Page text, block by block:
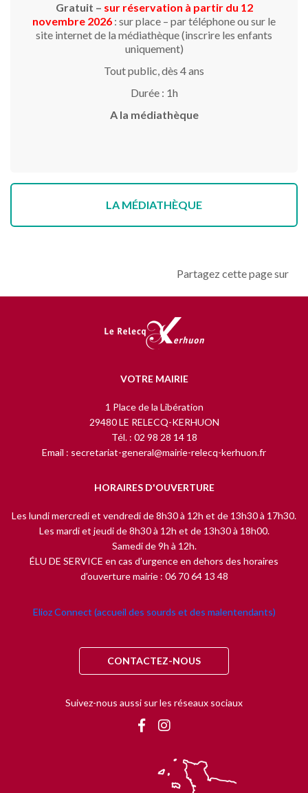
Gratuit – sur réservation à partir du 12
novembre 2026 : sur place – par téléphone ou sur le
site internet de la médiathèque (inscrire les enfants
uniquement)
Tout public, dès 4 ans
Durée : 1h
A la médiathèque
LA MÉDIATHÈQUE
Partagez cette page sur
VOTRE MAIRIE
1 Place de la Libération
29480 LE RELECQ-KERHUON
Tél. : 02 98 28 14 18
Email : secretariat-general@mairie-relecq-kerhuon.fr
HORAIRES D'OUVERTURE
Les lundi mercredi et vendredi de 8h30 à 12h et de 13h30 à 17h30.
Les mardi et jeudi de 8h30 à 12h et de 13h30 à 18h00.
Samedi de 9h à 12h.
ÉLU DE SERVICE en cas d’urgence en dehors des horaires
d’ouverture mairie : 06 70 64 13 48
Elioz Connect (accueil des sourds et des malentendants)
CONTACTEZ-NOUS
Suivez-nous aussi sur les réseaux sociaux